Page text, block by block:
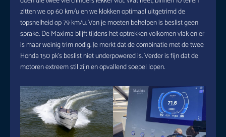
zitten we op 60 km/u en we klokken optimaal uitgetrimd de
topsnelheid op 79 km/u. Van je moeten behelpen is beslist geen
sprake. De Maxima blijft tijdens het optrekken volkomen vlak en er
is maar weinig trim nodig. Je merkt dat de combinatie met de twee
Honda 150 pk’s beslist niet underpowered is. Verder is fijn dat de
motoren extreem stil zijn en opvallend soepel lopen.